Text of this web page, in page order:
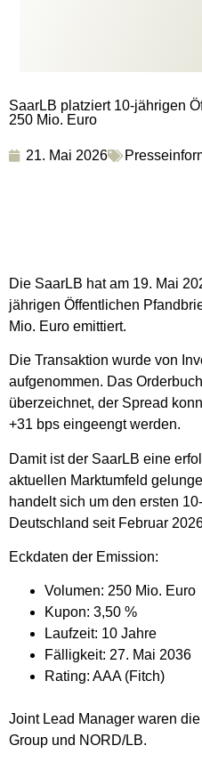
SaarLB platziert 10-jährigen
250 Mio. Euro
21. Mai 2026
Die SaarLB hat am 19. Mai
jährigen Öffentlichen
Mio. Euro emittiert.
Die Transaktion wurde von
aufgenommen. Das
überzeichnet, der Spread
+31 bps eingeengt werden.
Damit ist der SaarLB eine
aktuellen Marktumfeld
handelt sich um den ersten
Deutschland seit Februar
Eckdaten der Emission:
Volumen: 250 Mio. Euro
Kupon: 3,50 %
Laufzeit: 10 Jahre
Fälligkeit: 27. Mai 2036
Rating: AAA (Fitch)
Joint Lead Manager waren
Group und NORD/LB.